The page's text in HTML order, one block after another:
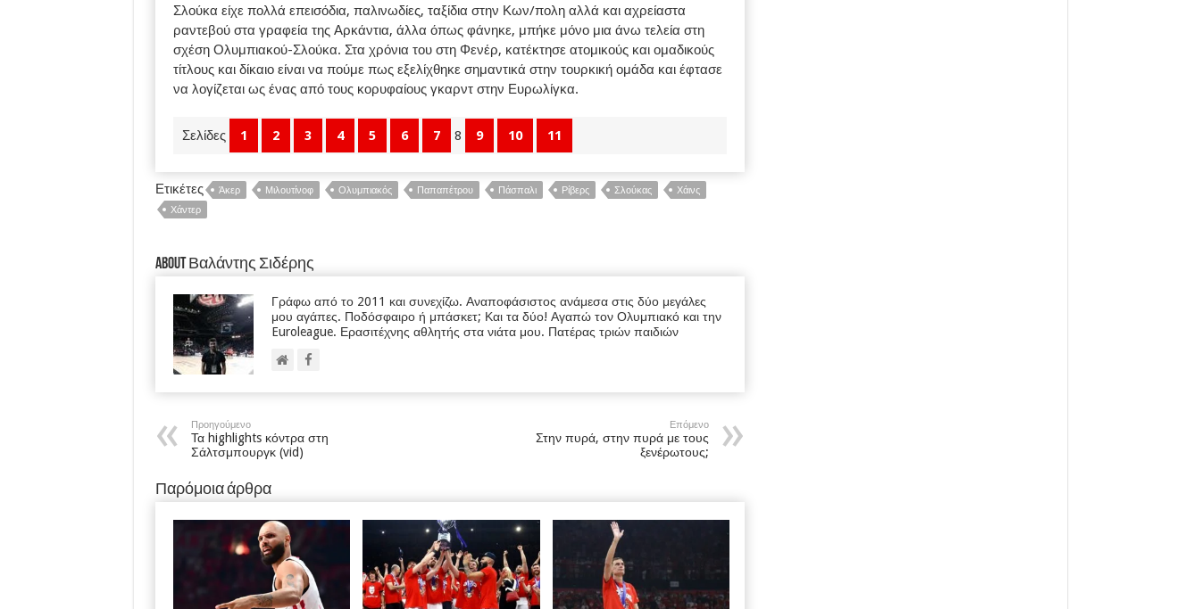
Σλούκα είχε πολλά επεισόδια, παλινωδίες, ταξίδια στην Κων/πολη αλλά και αχρείαστα
ραντεβού στα γραφεία της Αρκάντια, άλλα όπως φάνηκε, μπήκε μόνο μια άνω τελεία στη
σχέση Ολυμπιακού-Σλούκα. Στα χρόνια του στη Φενέρ, κατέκτησε ατομικούς και ομαδικούς
τίτλους και δίκαιο είναι να πούμε πως εξελίχθηκε σημαντικά στην τουρκική ομάδα και έφτασε
να λογίζεται ως ένας από τους κορυφαίους γκαρντ στην Ευρωλίγκα.
Σελίδες 1 2 3 4 5 6 7 8 9 10 11
Ετικέτες Άκερ Μιλουτίνοφ Ολυμπιακός Παπαπέτρου Πάσπαλι Ρίβερς Σλούκας
Χάινς
Χάντερ
About Βαλάντης Σιδέρης
Γράφω από το 2011 και συνεχίζω. Αναποφάσιστος ανάμεσα στις δύο μεγάλες
μου αγάπες. Ποδόσφαιρο ή μπάσκετ; Και τα δύο! Αγαπώ τον Ολυμπιακό και την
Euroleague. Ερασιτέχνης αθλητής στα νιάτα μου. Πατέρας τριών παιδιών
Προηγούμενο
Τα highlights κόντρα στη
Σάλτσμπουργκ (vid)
Επόμενο
Στην πυρά, στην πυρά με τους
ξενέρωτους;
Παρόμοια άρθρα